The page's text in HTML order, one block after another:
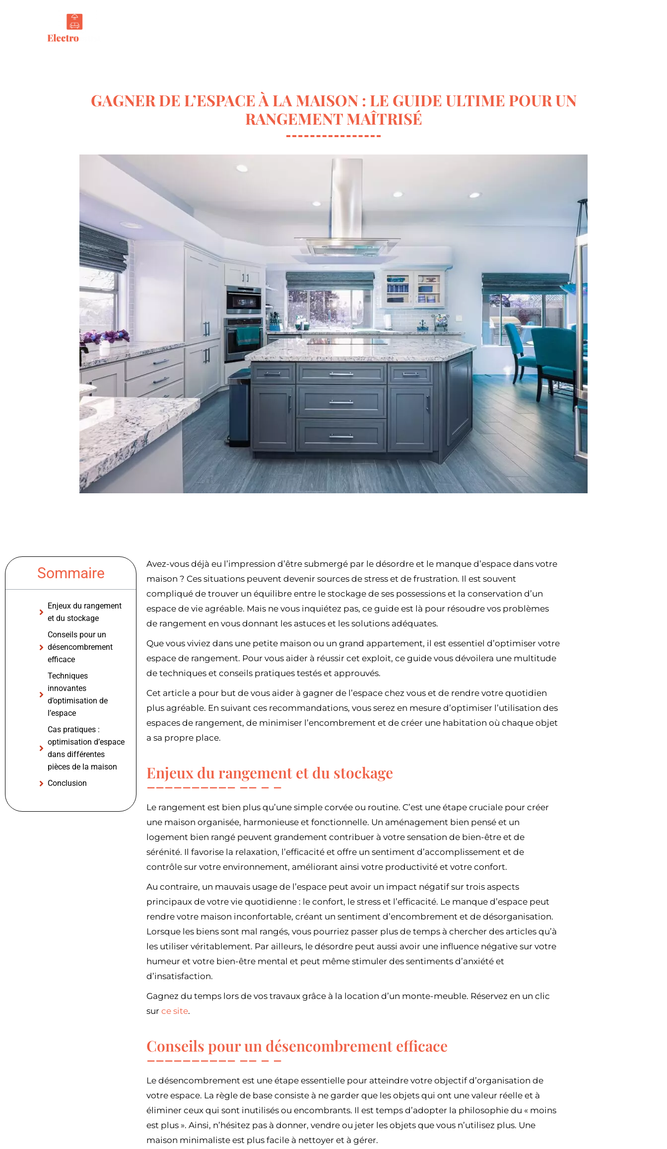
GAGNER DE L’ESPACE À LA MAISON : LE GUIDE ULTIME POUR UN
RANGEMENT MAÎTRISÉ
Sommaire
Enjeux du rangement
et du stockage
Conseils pour un
désencombrement
efficace
Techniques
innovantes
d’optimisation de
l’espace
Cas pratiques :
optimisation d’espace
dans différentes
pièces de la maison
Conclusion
Avez-vous déjà eu l’impression d’être submergé par le désordre et le manque d’espace dans votre
maison ? Ces situations peuvent devenir sources de stress et de frustration. Il est souvent
compliqué de trouver un équilibre entre le stockage de ses possessions et la conservation d’un
espace de vie agréable. Mais ne vous inquiétez pas, ce guide est là pour résoudre vos problèmes
de rangement en vous donnant les astuces et les solutions adéquates.
Que vous viviez dans une petite maison ou un grand appartement, il est essentiel d’optimiser votre
espace de rangement. Pour vous aider à réussir cet exploit, ce guide vous dévoilera une multitude
de techniques et conseils pratiques testés et approuvés.
Cet article a pour but de vous aider à gagner de l’espace chez vous et de rendre votre quotidien
plus agréable. En suivant ces recommandations, vous serez en mesure d’optimiser l’utilisation des
espaces de rangement, de minimiser l’encombrement et de créer une habitation où chaque objet
a sa propre place.
Enjeux du rangement et du stockage
Le rangement est bien plus qu’une simple corvée ou routine. C’est une étape cruciale pour créer
une maison organisée, harmonieuse et fonctionnelle. Un aménagement bien pensé et un
logement bien rangé peuvent grandement contribuer à votre sensation de bien-être et de
sérénité. Il favorise la relaxation, l’efficacité et offre un sentiment d’accomplissement et de
contrôle sur votre environnement, améliorant ainsi votre productivité et votre confort.
Au contraire, un mauvais usage de l’espace peut avoir un impact négatif sur trois aspects
principaux de votre vie quotidienne : le confort, le stress et l’efficacité. Le manque d’espace peut
rendre votre maison inconfortable, créant un sentiment d’encombrement et de désorganisation.
Lorsque les biens sont mal rangés, vous pourriez passer plus de temps à chercher des articles qu’à
les utiliser véritablement. Par ailleurs, le désordre peut aussi avoir une influence négative sur votre
humeur et votre bien-être mental et peut même stimuler des sentiments d’anxiété et
d’insatisfaction.
Gagnez du temps lors de vos travaux grâce à la location d’un monte-meuble. Réservez en un clic
sur ce site.
Conseils pour un désencombrement efficace
Le désencombrement est une étape essentielle pour atteindre votre objectif d’organisation de
votre espace. La règle de base consiste à ne garder que les objets qui ont une valeur réelle et à
éliminer ceux qui sont inutilisés ou encombrants. Il est temps d’adopter la philosophie du « moins
est plus ». Ainsi, n’hésitez pas à donner, vendre ou jeter les objets que vous n’utilisez plus. Une
maison minimaliste est plus facile à nettoyer et à gérer.